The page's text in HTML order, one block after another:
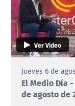
Ver Video
Jueves 6 de
El Medio Día
de agosto de